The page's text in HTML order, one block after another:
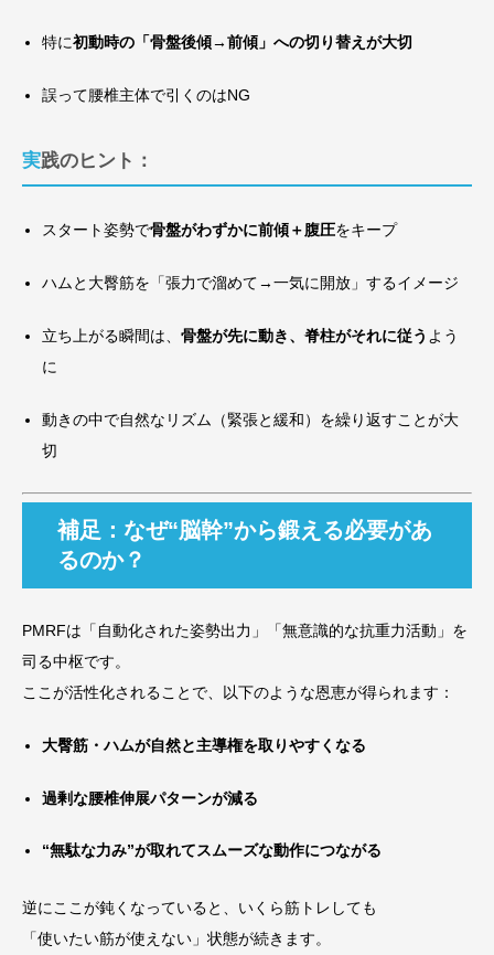
特に初動時の「骨盤後傾→前傾」への切り替えが大切
誤って腰椎主体で引くのはNG
実践のヒント：
スタート姿勢で骨盤がわずかに前傾＋腹圧をキープ
ハムと大臀筋を「張力で溜めて→一気に開放」するイメージ
立ち上がる瞬間は、骨盤が先に動き、脊柱がそれに従う よう
に
動きの中で自然なリズム（緊張と緩和）を繰り返すことが大
切
補足：なぜ“脳幹”から鍛える必要があ
るのか？
PMRFは「自動化された姿勢出力」「無意識的な抗重力活動」を
司る中枢です。
ここが活性化されることで、以下のような恩恵が得られます：
大臀筋・ハムが自然と主導権を取りやすくなる
過剰な腰椎伸展パターンが減る
“無駄な力み”が取れてスムーズな動作につながる
逆にここが鈍くなっていると、いくら筋トレしても
「使いたい筋が使えない」状態が続きます。